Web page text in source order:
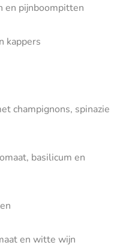
en pijnboompitten
kappers
champignons, spinazie
basilicum en
en witte wijn